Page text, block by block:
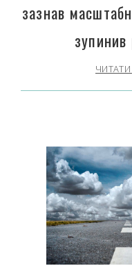
зазнав
зупинив
ЧИТАТИ